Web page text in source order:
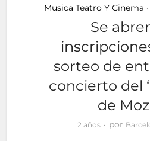
Musica Teatro Y Cinema •
Se
sorteo de
concierto del
de
2 años por